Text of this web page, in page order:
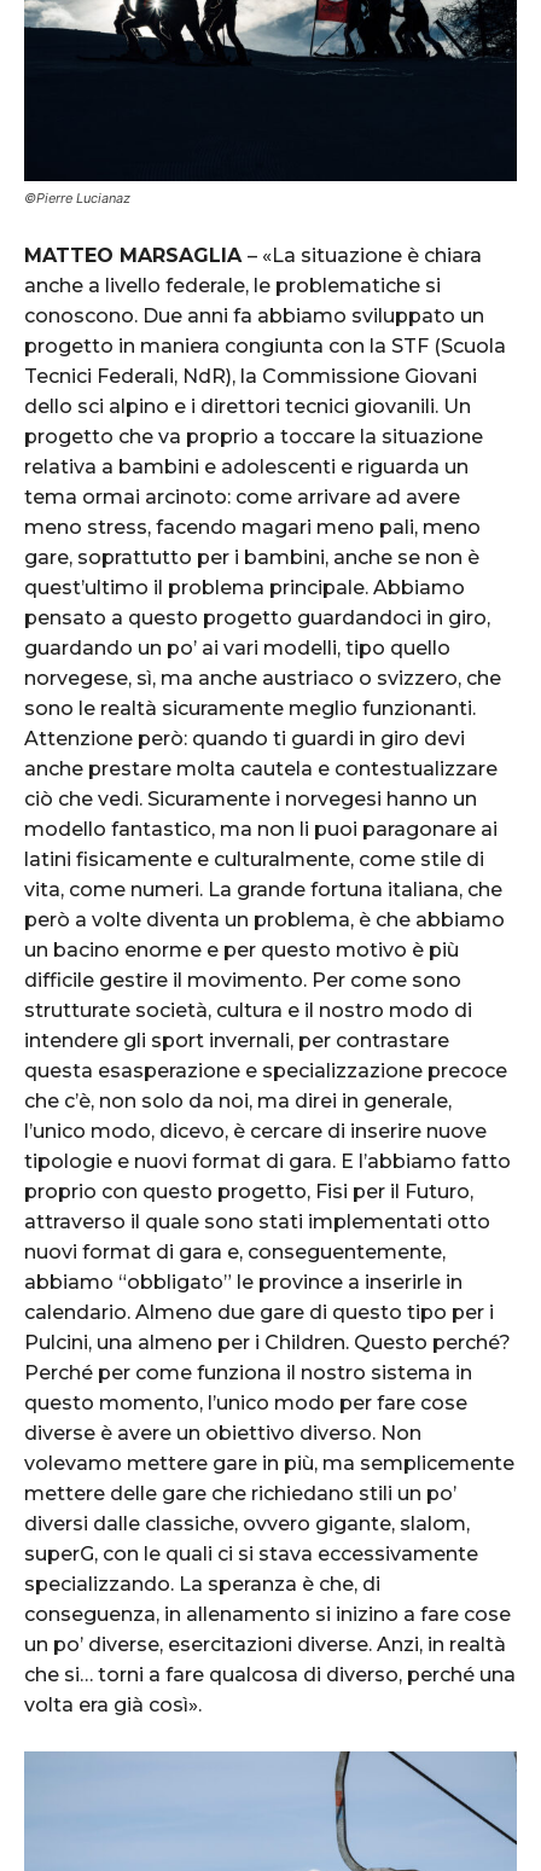
©Pierre Lucianaz
MATTEO MARSAGLIA – «La situazione è chiara
anche a livello federale, le problematiche si
conoscono. Due anni fa abbiamo sviluppato un
progetto in maniera congiunta con la STF (Scuola
Tecnici Federali, NdR), la Commissione Giovani
dello sci alpino e i direttori tecnici giovanili. Un
progetto che va proprio a toccare la situazione
relativa a bambini e adolescenti e riguarda un
tema ormai arcinoto: come arrivare ad avere
meno stress, facendo magari meno pali, meno
gare, soprattutto per i bambini, anche se non è
quest’ultimo il problema principale. Abbiamo
pensato a questo progetto guardandoci in giro,
guardando un po’ ai vari modelli, tipo quello
norvegese, sì, ma anche austriaco o svizzero, che
sono le realtà sicuramente meglio funzionanti.
Attenzione però: quando ti guardi in giro devi
anche prestare molta cautela e contestualizzare
ciò che vedi. Sicuramente i norvegesi hanno un
modello fantastico, ma non li puoi paragonare ai
latini fisicamente e culturalmente, come stile di
vita, come numeri. La grande fortuna italiana, che
però a volte diventa un problema, è che abbiamo
un bacino enorme e per questo motivo è più
difficile gestire il movimento. Per come sono
strutturate società, cultura e il nostro modo di
intendere gli sport invernali, per contrastare
questa esasperazione e specializzazione precoce
che c’è, non solo da noi, ma direi in generale,
l’unico modo, dicevo, è cercare di inserire nuove
tipologie e nuovi format di gara. E l’abbiamo fatto
proprio con questo progetto, Fisi per il Futuro,
attraverso il quale sono stati implementati otto
nuovi format di gara e, conseguentemente,
abbiamo “obbligato” le province a inserirle in
calendario. Almeno due gare di questo tipo per i
Pulcini, una almeno per i Children. Questo perché?
Perché per come funziona il nostro sistema in
questo momento, l’unico modo per fare cose
diverse è avere un obiettivo diverso. Non
volevamo mettere gare in più, ma semplicemente
mettere delle gare che richiedano stili un po’
diversi dalle classiche, ovvero gigante, slalom,
superG, con le quali ci si stava eccessivamente
specializzando. La speranza è che, di
conseguenza, in allenamento si inizino a fare cose
un po’ diverse, esercitazioni diverse. Anzi, in realtà
che si… torni a fare qualcosa di diverso, perché una
volta era già così».